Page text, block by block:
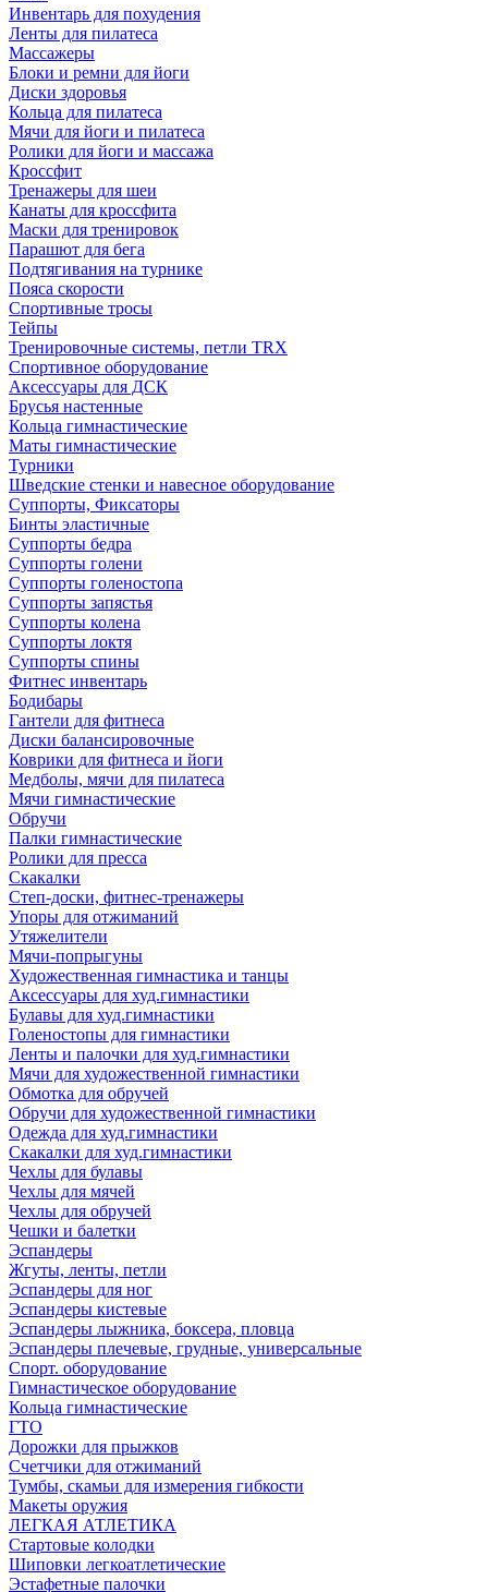
Инвентарь для похудения
Ленты для пилатеса
Массажеры
Блоки и ремни для йоги
Диски здоровья
Кольца для пилатеса
Мячи для йоги и пилатеса
Ролики для йоги и массажа
Кроссфит
Тренажеры для шеи
Канаты для кроссфита
Маски для тренировок
Парашют для бега
Подтягивания на турнике
Пояса скорости
Спортивные тросы
Тейпы
Тренировочные системы, петли TRX
Спортивное оборудование
Аксессуары для ДСК
Брусья настенные
Кольца гимнастические
Маты гимнастические
Турники
Шведские стенки и навесное оборудование
Суппорты, Фиксаторы
Бинты эластичные
Суппорты бедра
Суппорты голени
Суппорты голеностопа
Суппорты запястья
Суппорты колена
Суппорты локтя
Суппорты спины
Фитнес инвентарь
Бодибары
Гантели для фитнеса
Диски балансировочные
Коврики для фитнеса и йоги
Медболы, мячи для пилатеса
Мячи гимнастические
Обручи
Палки гимнастические
Ролики для пресса
Скакалки
Степ-доски, фитнес-тренажеры
Упоры для отжиманий
Утяжелители
Мячи-попрыгуны
Художественная гимнастика и танцы
Аксессуары для худ.гимнастики
Булавы для худ.гимнастики
Голеностопы для гимнастики
Ленты и палочки для худ.гимнастики
Мячи для художественной гимнастики
Обмотка для обручей
Обручи для художественной гимнастики
Одежда для худ.гимнастики
Скакалки для худ.гимнастики
Чехлы для булавы
Чехлы для мячей
Чехлы для обручей
Чешки и балетки
Эспандеры
Жгуты, ленты, петли
Эспандеры для ног
Эспандеры кистевые
Эспандеры лыжника, боксера, пловца
Эспандеры плечевые, грудные, универсальные
Спорт. оборудование
Гимнастическое оборудование
Кольца гимнастические
ГТО
Дорожки для прыжков
Счетчики для отжиманий
Тумбы, скамьи для измерения гибкости
Макеты оружия
ЛЕГКАЯ АТЛЕТИКА
Стартовые колодки
Шиповки легкоатлетические
Эстафетные палочки